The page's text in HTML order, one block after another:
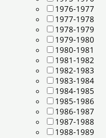
1976-1977
1977-1978
1978-1979
1979-1980
1980-1981
1981-1982
1982-1983
1983-1984
1984-1985
1985-1986
1986-1987
1987-1988
1988-1989